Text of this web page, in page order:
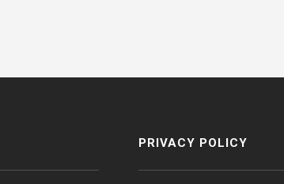
PRIVACY POLICY